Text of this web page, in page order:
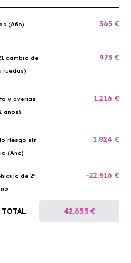
(Año) 365 €
cambio de
ruedas)
973 €
y averías
años)
1.216 €
riesgo sin
(Año)
1.824 €
de 2ª
-22.516 €
42.653 €